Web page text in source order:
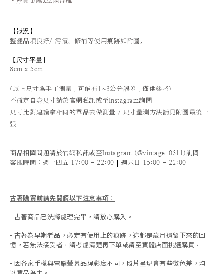
【狀況】
整體品項良好/ 污漬、修補等使用痕跡如附圖。
【 尺寸平量】
8cm x 5cm
(以上尺寸為手工測量，可能有1~3公分誤差，僅供參考)
不確定自身尺寸請於官網私訊或至Instagram詢問
尺寸比對建議拿相同的單品去做測量 / 尺寸量測方法請見附圖最後一
張
商品相關問題請於官網私訊或至Instagram (@vintage_0311)詢問
客服時間 ：週一四五 17:00 - 22:00 | 週六日 15:00 - 22:00
古著購買前請先閱讀以下注意事項 ：
- 古著商品已洗滌處理完畢，請放心購入。
- 古著為早期老品，必定有使用上的痕跡，這都是歲月遺留下來的回
憶，若無法接受者，請考慮清楚再下單或請至實體店面挑選購買。
- 因各家手機與電腦螢幕品牌彩度不同，照片呈現會有些微色差，均